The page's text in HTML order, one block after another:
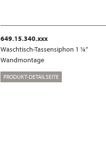
649.15.340.xxx
Waschtisch-Tassensiphon 1 ¼“
Wandmontage
PRODUKT-DETAILSEITE